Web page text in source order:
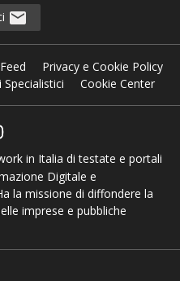
Privacy e Cookie Policy
Cookie Center
in Italia di testate e portali
Digitale e
la missione di diffondere la
imprese e pubbliche